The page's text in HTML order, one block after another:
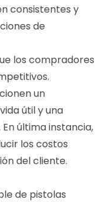
consistentes y
de
los compradores
un
útil y una
última instancia,
los costos
del cliente.
de pistolas